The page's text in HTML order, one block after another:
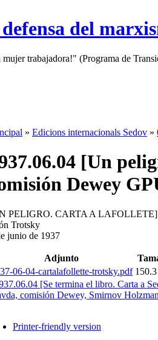
del
mujer trabajadora!" (Programa de
» Edicions internacionals Sedov »
[Un
Dewey
PELIGRO. CARTA A
Trotsky
junio de 1937
Adjunto
06-04-cartalafollette-trotsky.pdf
[Se termina el libro. Carta a
comisión Dewey, Smirnov
Printer-friendly version